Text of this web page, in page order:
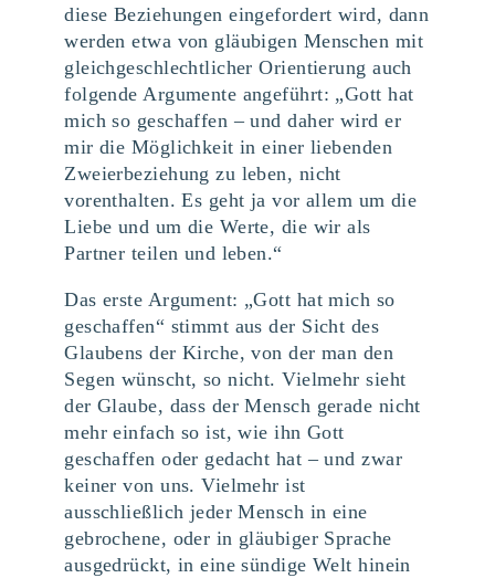
diese Beziehungen eingefordert wird, dann
werden etwa von gläubigen Menschen mit
gleichgeschlechtlicher Orientierung auch
folgende Argumente angeführt: „Gott hat
mich so geschaffen – und daher wird er
mir die Möglichkeit in einer liebenden
Zweierbeziehung zu leben, nicht
vorenthalten. Es geht ja vor allem um die
Liebe und um die Werte, die wir als
Partner teilen und leben.“
Das erste Argument: „Gott hat mich so
geschaffen“ stimmt aus der Sicht des
Glaubens der Kirche, von der man den
Segen wünscht, so nicht. Vielmehr sieht
der Glaube, dass der Mensch gerade nicht
mehr einfach so ist, wie ihn Gott
geschaffen oder gedacht hat – und zwar
keiner von uns. Vielmehr ist
ausschließlich jeder Mensch in eine
gebrochene, oder in gläubiger Sprache
ausgedrückt, in eine sündige Welt hinein